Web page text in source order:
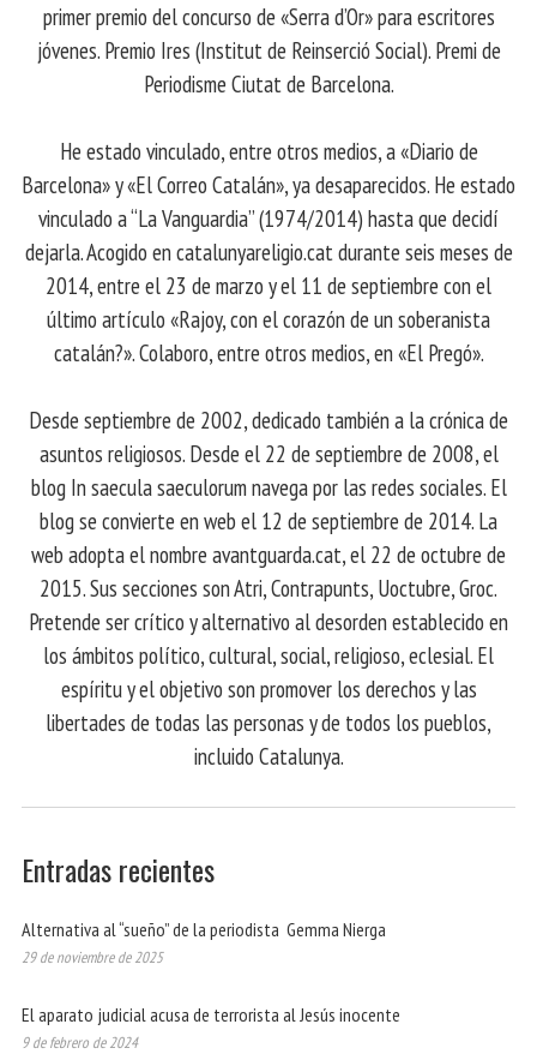
primer premio del concurso de «Serra d’Or» para escritores
jóvenes. Premio Ires (Institut de Reinserció Social). Premi de
Periodisme Ciutat de Barcelona.
He estado vinculado, entre otros medios, a «Diario de
Barcelona» y «El Correo Catalán», ya desaparecidos. He estado
vinculado a “La Vanguardia” (1974/2014) hasta que decidí
dejarla. Acogido en catalunyareligio.cat durante seis meses de
2014, entre el 23 de marzo y el 11 de septiembre con el
último artículo «Rajoy, con el corazón de un soberanista
catalán?». Colaboro, entre otros medios, en «El Pregó».
Desde septiembre de 2002, dedicado también a la crónica de
asuntos religiosos. Desde el 22 de septiembre de 2008, el
blog In saecula saeculorum navega por las redes sociales. El
blog se convierte en web el 12 de septiembre de 2014. La
web adopta el nombre avantguarda.cat, el 22 de octubre de
2015. Sus secciones son Atri, Contrapunts, Uoctubre, Groc.
Pretende ser crítico y alternativo al desorden establecido en
los ámbitos político, cultural, social, religioso, eclesial. El
espíritu y el objetivo son promover los derechos y las
libertades de todas las personas y de todos los pueblos,
incluido Catalunya.
Entradas recientes
Alternativa al “sueño” de la periodista Gemma Nierga
29 de noviembre de 2025
El aparato judicial acusa de terrorista al Jesús inocente
9 de febrero de 2024